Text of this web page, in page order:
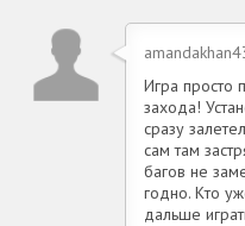
Игра просто
захода!
сразу
сам там
багов не
годно. Кто
дальше